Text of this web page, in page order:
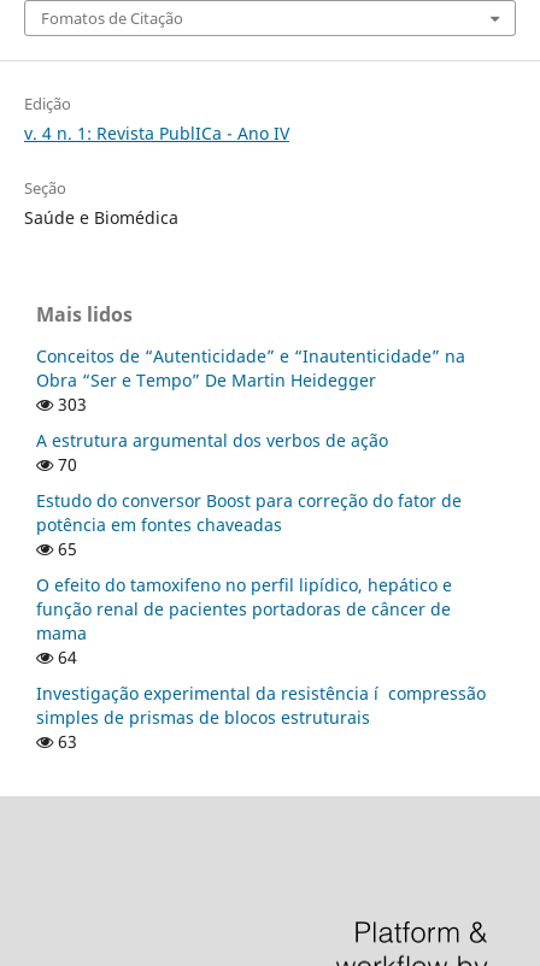
Fomatos de Citação
Edição
v. 4 n. 1: Revista PublICa - Ano IV
Seção
Saúde e Biomédica
Mais lidos
Conceitos de “Autenticidade” e “Inautenticidade” na
Obra “Ser e Tempo” De Martin Heidegger
303
A estrutura argumental dos verbos de ação
70
Estudo do conversor Boost para correção do fator de
potência em fontes chaveadas
65
O efeito do tamoxifeno no perfil lipí­dico, hepático e
função renal de pacientes portadoras de câncer de
mama
64
Investigação experimental da resistência í compressão
simples de prismas de blocos estruturais
63